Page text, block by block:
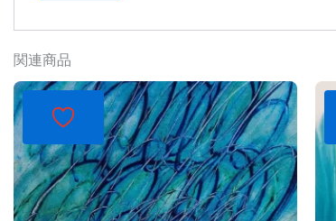
関連商品